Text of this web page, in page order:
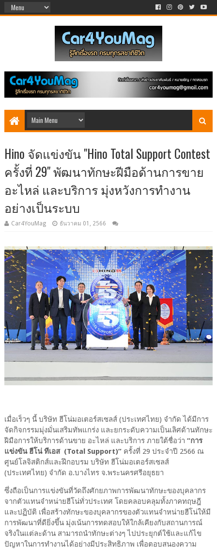
Hino จัดแข่งขัน "Hino Total Support Contest
ครั้งที่ 29" พัฒนาทักษะฝีมือด้านการขาย
อะไหล่ และบริการ มุ่งหวังการทำงาน
อย่างเป็นระบบ
Car4YouMag ธันวาคม 01, 2566
เมื่อเร็วๆ นี้ บริษัท ฮีโน่มอเตอร์สเซลส์ (ประเทศไทย) จำกัด ได้มีการ
จัดกิจกรรมมุ่งมั่นเสริมทัพแกร่ง และยกระดับความเป็นเลิศด้านทักษะ
ฝีมือการให้บริการด้านขาย อะไหล่ และบริการ ภายใต้ชื่อว่า “การ
แข่งขัน ฮีโน่ ทีเอส (Total Support)”ครั้งที่ 29 ประจำปี 2566 ณ
ศูนย์โลจิสติกส์และฝึกอบรม บริษัท ฮีโน่มอเตอร์สเซลส์
(ประเทศไทย) จำกัด อ.บางไทร จ.พระนครศรีอยุธยา
ซึ่งถือเป็นการแข่งขันที่วัดถึงศักยภาพการพัฒนาทักษะของบุคลากร
จากตัวแทนจำหน่ายฮีโน่ทั่วประเทศ โดยคลอบคลุมทั้งภาคทฤษฎี
และปฏิบัติ เพื่อสร้างทักษะของบุคลากรของตัวแทนจำหน่ายฮีโน่ให้มี
การพัฒนาที่ดียิ่งขึ้น มุ่งเน้นการทดสอบให้ใกล้เคียงกับสถานการณ์
จริงในแต่ละด้าน สามารถนำทักษะต่างๆ ไปประยุกต์ใช้และแก้ไข
ปัญหาในการทำงานได้อย่างมีประสิทธิภาพ เพื่อตอบสนองความ